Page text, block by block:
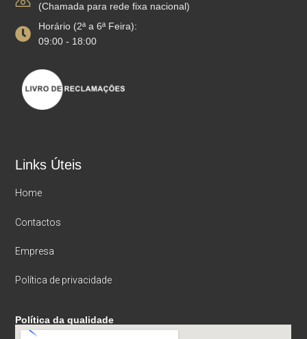
(Chamada para rede fixa nacional)
Horário (2ª a 6ª Feira):
09:00 - 18:00
Links Úteis
Home
Contactos
Empresa
Política de privacidade
Política da qualidade